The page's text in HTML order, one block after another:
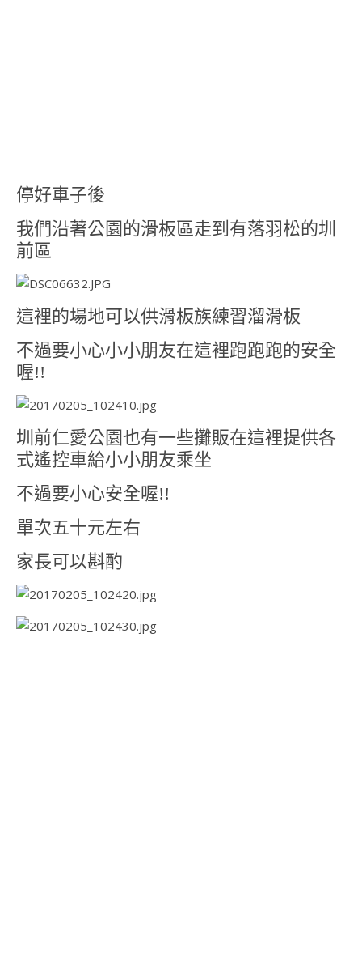
停好車子後
我們沿著公園的滑板區走到有落羽松的圳
前區
這裡的場地可以供滑板族練習溜滑板
不過要小心小小朋友在這裡跑跑跑的安全
喔!!
圳前仁愛公園也有一些攤販在這裡提供各
式遙控車給小小朋友乘坐
不過要小心安全喔!!
單次五十元左右
家長可以斟酌